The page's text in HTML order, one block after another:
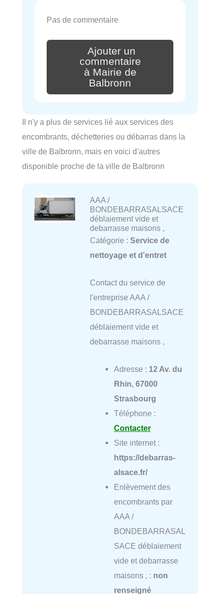
Pas de commentaire
Ajouter un
commentaire
à Mairie de
Balbronn
Il n'y a plus de services lié aux services des
encombrants, déchetteries ou débarras dans la
ville de Balbronn, mais en voici d'autres
disponible proche de la ville de Balbronn
AAA /
BONDEBARRASALSACE
déblaiement vide et
debarrasse maisons ,
Catégorie : Service de
nettoyage et d'entret
Contact du service de
l'entreprise AAA /
BONDEBARRASALSACE
déblaiement vide et
debarrasse maisons ,
Adresse : 12 Av. du
Rhin, 67000
Strasbourg
Téléphone :
Contacter
Site internet :
https://debarras-
alsace.fr/
Enlèvement des
encombrants par
AAA /
BONDEBARRASAL
SACE déblaiement
vide et debarrasse
maisons , : non
renseigné